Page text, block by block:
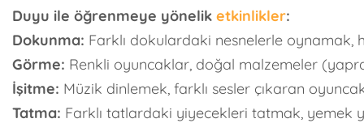
Duyu ile öğrenmeye yönelik etkinlikler:
Dokunma: Farklı dokulardaki nesnelerle
Görme: Renkli oyuncaklar, doğal malzemeler
İşitme: Müzik dinlemek, farklı sesler çıkaran
Tatma: Farklı tatlardaki yiyecekleri tatmak, yemek